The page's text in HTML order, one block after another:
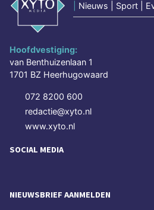
Nieuws | Sport |
Hoofdvestiging:
van Benthuizenlaan 1
1701 BZ Heerhugowaard
072 8200 600
redactie@xyto.nl
www.xyto.nl
SOCIAL MEDIA
NIEUWSBRIEF AANMELDEN